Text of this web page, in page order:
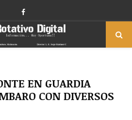
Facebook
EN GUARDIA
CON DIVERSOS